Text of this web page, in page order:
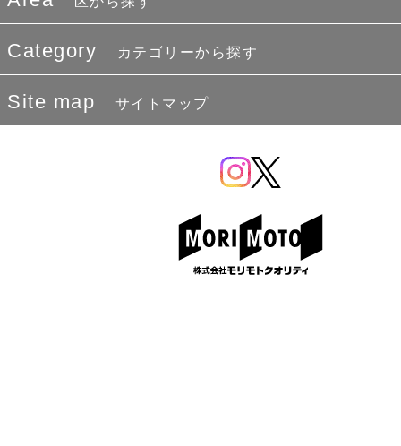
Category カテゴリーから探す
Site map サイトマップ